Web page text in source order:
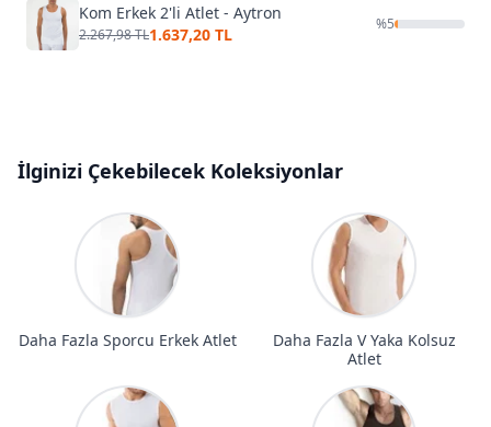
Kom Erkek 2'li Atlet - Aytron
2.267,98 TL1.637,20 TL
%5
İlginizi Çekebilecek Koleksiyonlar
Daha Fazla Sporcu Erkek Atlet
Daha Fazla V Yaka Kolsuz
Atlet